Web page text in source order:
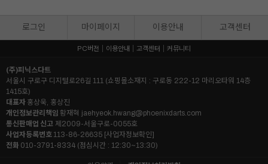
로그인 마이페이지 이용안내 고객센터
PC버전 이용안내 고객센터 커뮤니티
(주)피닉스다트
서울시 구로구 디지털로26길 111 (쇼핑몰소재지 : 구로동 222-12 마리오타워 14층
1415호)
대표자 홍상욱, 홍상진
개인정보관리책임 황재혁 jaehyeok.hwang@phoenixdarts.com
통신판매업 신고 제2009-서울구로-0055호
사업자등록번호 113-86-26635 [사업자정보확인]
전화 010-3791-8334 (점심시간 : 12:30~13:30)